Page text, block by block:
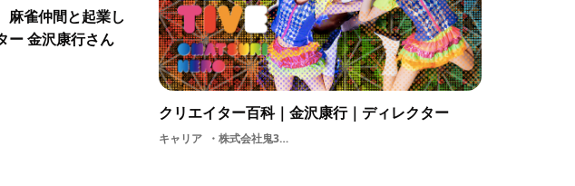
麻雀仲間と起業し
ー 金沢康行さん
クリエイター百科｜金沢康行｜ディレクター
キャリア 株式会社鬼3D写真起業